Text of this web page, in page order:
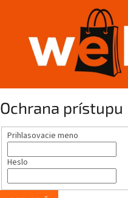
Ochrana prístupu
Prihlasovacie meno
Heslo